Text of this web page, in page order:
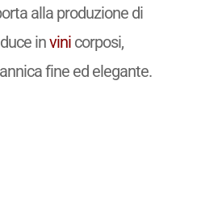
alla produzione di
invini corposi,
fine ed elegante.